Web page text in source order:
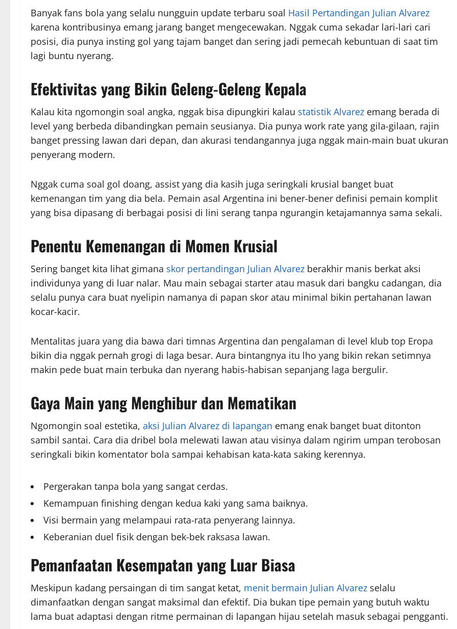
Banyak fans bola yang selalu nungguin update terbaru soal Hasil Pertandingan Julian Alvarez
karena kontribusinya emang jarang banget mengecewakan. Nggak cuma sekadar lari-lari cari
posisi, dia punya insting gol yang tajam banget dan sering jadi pemecah kebuntuan di saat tim
lagi buntu nyerang.
Efektivitas yang Bikin Geleng-Geleng Kepala
Kalau kita ngomongin soal angka, nggak bisa dipungkiri kalau statistik Alvarez emang berada di
level yang berbeda dibandingkan pemain seusianya. Dia punya work rate yang gila-gilaan, rajin
banget pressing lawan dari depan, dan akurasi tendangannya juga nggak main-main buat ukuran
penyerang modern.
Nggak cuma soal gol doang, assist yang dia kasih juga seringkali krusial banget buat
kemenangan tim yang dia bela. Pemain asal Argentina ini bener-bener definisi pemain komplit
yang bisa dipasang di berbagai posisi di lini serang tanpa ngurangin ketajamannya sama sekali.
Penentu Kemenangan di Momen Krusial
Sering banget kita lihat gimana skor pertandingan Julian Alvarez berakhir manis berkat aksi
individunya yang di luar nalar. Mau main sebagai starter atau masuk dari bangku cadangan, dia
selalu punya cara buat nyelipin namanya di papan skor atau minimal bikin pertahanan lawan
kocar-kacir.
Mentalitas juara yang dia bawa dari timnas Argentina dan pengalaman di level klub top Eropa
bikin dia nggak pernah grogi di laga besar. Aura bintangnya itu lho yang bikin rekan setimnya
makin pede buat main terbuka dan nyerang habis-habisan sepanjang laga bergulir.
Gaya Main yang Menghibur dan Mematikan
Ngomongin soal estetika, aksi Julian Alvarez di lapangan emang enak banget buat ditonton
sambil santai. Cara dia dribel bola melewati lawan atau visinya dalam ngirim umpan terobosan
seringkali bikin komentator bola sampai kehabisan kata-kata saking kerennya.
Pergerakan tanpa bola yang sangat cerdas.
Kemampuan finishing dengan kedua kaki yang sama baiknya.
Visi bermain yang melampaui rata-rata penyerang lainnya.
Keberanian duel fisik dengan bek-bek raksasa lawan.
Pemanfaatan Kesempatan yang Luar Biasa
Meskipun kadang persaingan di tim sangat ketat, menit bermain Julian Alvarez selalu
dimanfaatkan dengan sangat maksimal dan efektif. Dia bukan tipe pemain yang butuh waktu
lama buat adaptasi dengan ritme permainan di lapangan hijau setelah masuk sebagai pengganti.